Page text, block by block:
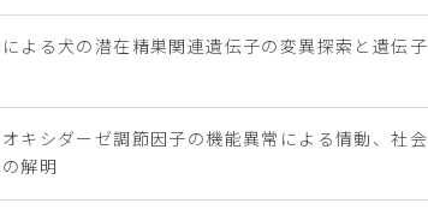
よる犬の潜在精巣関連遺伝子の変異探索と遺伝子
キシダーゼ調節因子の機能異常による情動、社会
解明